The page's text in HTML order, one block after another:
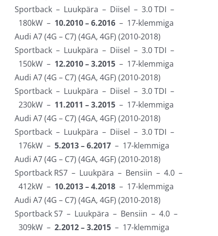
Sportback – Luukpära – Diisel – 3.0 TDI –
180kW – 10.2010 – 6.2016 – 17-klemmiga
Audi A7 (4G – C7) (4GA, 4GF) (2010-2018)
Sportback – Luukpära – Diisel – 3.0 TDI –
150kW – 12.2010 – 3.2015 – 17-klemmiga
Audi A7 (4G – C7) (4GA, 4GF) (2010-2018)
Sportback – Luukpära – Diisel – 3.0 TDI –
230kW – 11.2011 – 3.2015 – 17-klemmiga
Audi A7 (4G – C7) (4GA, 4GF) (2010-2018)
Sportback – Luukpära – Diisel – 3.0 TDI –
176kW – 5.2013 – 6.2017 – 17-klemmiga
Audi A7 (4G – C7) (4GA, 4GF) (2010-2018)
Sportback RS7 – Luukpära – Bensiin – 4.0 –
412kW – 10.2013 – 4.2018 – 17-klemmiga
Audi A7 (4G – C7) (4GA, 4GF) (2010-2018)
Sportback S7 – Luukpära – Bensiin – 4.0 –
309kW – 2.2012 – 3.2015 – 17-klemmiga